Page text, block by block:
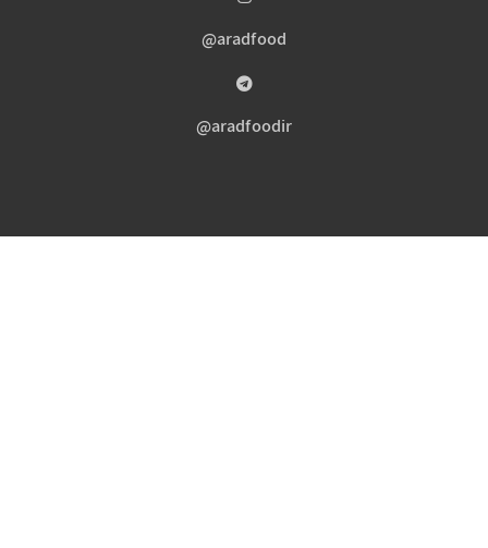
aradfood@
aradfoodir@